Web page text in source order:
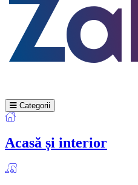
Categorii
Acasă și interior